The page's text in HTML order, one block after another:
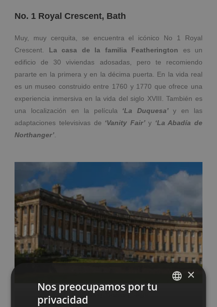
No. 1 Royal Crescent, Bath
Muy, muy cerquita, se encuentra el icónico No 1 Royal
Crescent. La casa de la familia Featherington es un
edificio de 30 viviendas adosadas, pero te recomiendo
pararte en la primera y en la décima puerta. En la vida real
es un museo construido entre 1760 y 1770 que ofrece una
experiencia inmersiva en la vida del siglo XVIII. También es
una localización en la película ‘La Duquesa’y en las
adaptaciones televisivas de ‘Vanity Fair’ y‘La Abadía de
Northanger’
No. 1 Royal Crescent, Bath
×
Nos preocupamos por tu
privacidad